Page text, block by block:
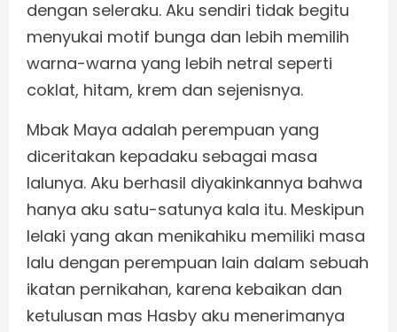
dengan seleraku. Aku sendiri tidak begitu
menyukai motif bunga dan lebih memilih
warna-warna yang lebih netral seperti
coklat, hitam, krem dan sejenisnya.
Mbak Maya adalah perempuan yang
diceritakan kepadaku sebagai masa
lalunya. Aku berhasil diyakinkannya bahwa
hanya aku satu-satunya kala itu. Meskipun
lelaki yang akan menikahiku memiliki masa
lalu dengan perempuan lain dalam sebuah
ikatan pernikahan, karena kebaikan dan
ketulusan mas Hasby aku menerimanya